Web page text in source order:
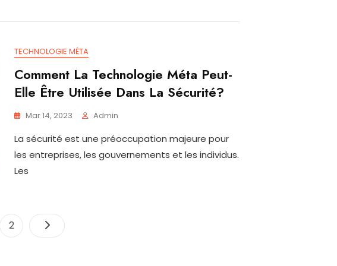
TECHNOLOGIE MÉTA
Comment La Technologie Méta Peut-
Elle Être Utilisée Dans La Sécurité?
Mar 14, 2023 Admin
La sécurité est une préoccupation majeure pour
les entreprises, les gouvernements et les individus.
Les
Pagination
des
Page
2